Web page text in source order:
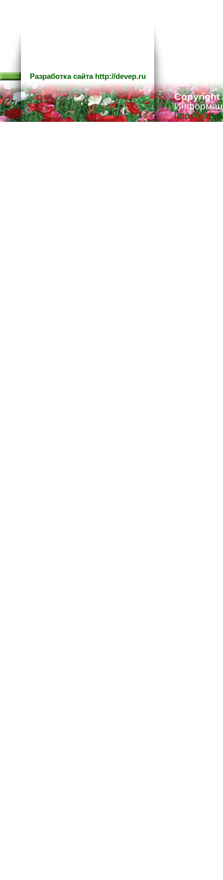
Разработка сайта http://devep.ru
Copyright
http://